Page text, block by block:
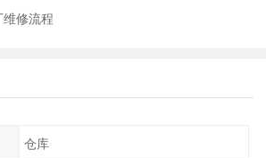
修流程
仓库